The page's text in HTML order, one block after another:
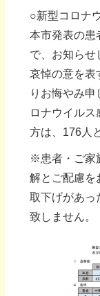
○新型コロナ
本市発表の患
で、お知らせ
哀悼の意を表
りお悔やみ
ロナウイル
方は、176人
※患者・ご家
解とご配慮
取下げがあっ
致しません。